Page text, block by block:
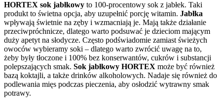
HORTEX sok jabłkowy to 100-procentowy sok z jabłek. Taki
produkt to świetna opcja, aby uzupełnić porcję witamin. Jabłka
wpływają świetnie na zęby i wzmacniają je. Mają także działanie
przeciwpróchnicze, dlatego warto podsuwać je dzieciom mającym
duży apetyt na słodycze. Często podświadomie zamiast świeżych
owoców wybieramy soki – dlatego warto zwrócić uwagę na to,
żeby były tłoczone i 100% bez konserwantów, cukrów i substancji
polepszających smak. Sok jabłkowy HORTEX może być również
bazą koktajli, a także drinków alkoholowych. Nadaje się również do
podlewania mięs podczas pieczenia, aby osłodzić wytrawny smak
potrawy.